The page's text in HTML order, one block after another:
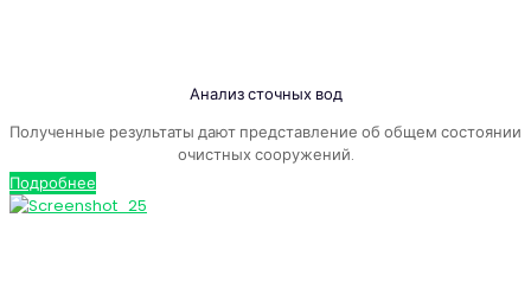
Анализ сточных вод
Полученные результаты дают представление об общем состоянии
очистных сооружений.
Подробнее